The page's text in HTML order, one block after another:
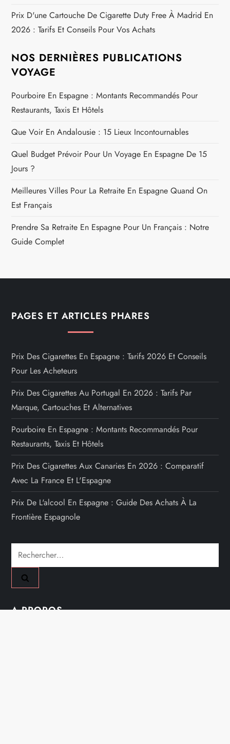
Prix D'une Cartouche De Cigarette Duty Free À Madrid En
2026 : Tarifs Et Conseils Pour Vos Achats
NOS DERNIÈRES PUBLICATIONS
VOYAGE
Pourboire En Espagne : Montants Recommandés Pour
Restaurants, Taxis Et Hôtels
Que Voir En Andalousie : 15 Lieux Incontournables
Quel Budget Prévoir Pour Un Voyage En Espagne De 15
Jours ?
Meilleures Villes Pour La Retraite En Espagne Quand On
Est Français
Prendre Sa Retraite En Espagne Pour Un Français : Notre
Guide Complet
PAGES ET ARTICLES PHARES
Prix Des Cigarettes En Espagne : Tarifs 2026 Et Conseils
Pour Les Acheteurs
Prix Des Cigarettes Au Portugal En 2026 : Tarifs Par
Marque, Cartouches Et Alternatives
Pourboire En Espagne : Montants Recommandés Pour
Restaurants, Taxis Et Hôtels
Prix Des Cigarettes Aux Canaries En 2026 : Comparatif
Avec La France Et L'Espagne
Prix De L'alcool En Espagne : Guide Des Achats À La
Frontière Espagnole
Rechercher :
A PROPOS